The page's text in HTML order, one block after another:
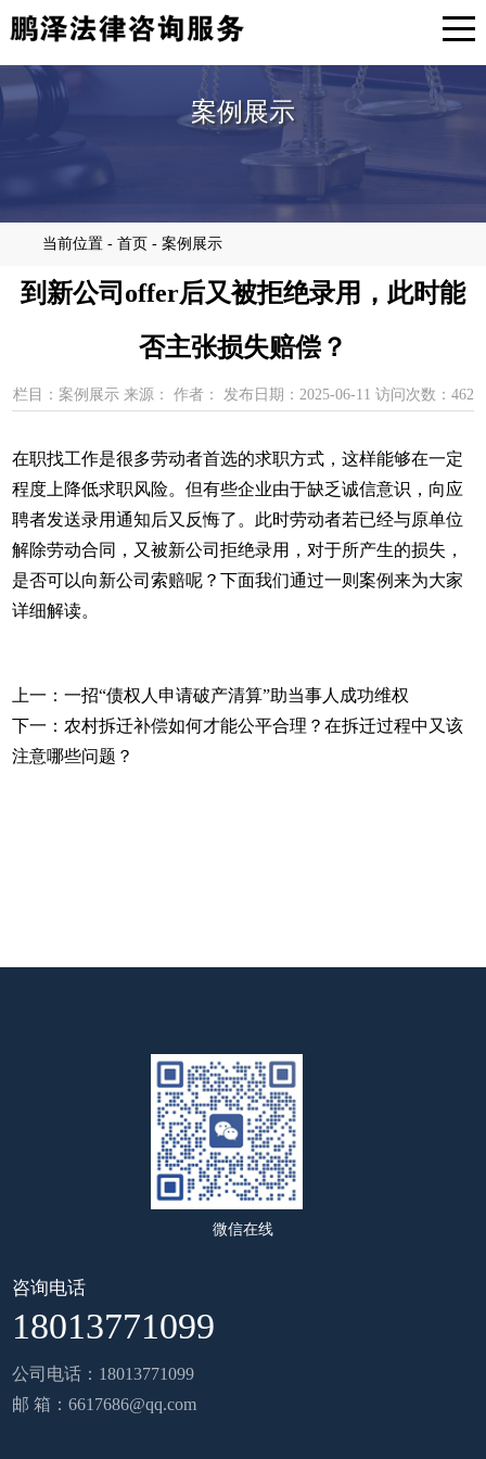
案例展示
当前位置 - 首页 - 案例展示
到新公司offer后又被拒绝录用，此时能
否主张损失赔偿？
栏目：案例展示 来源： 作者： 发布日期：2025-06-11 访问次数：462
在职找工作是很多劳动者首选的求职方式，这样能够在一定
程度上降低求职风险。但有些企业由于缺乏诚信意识，向应
聘者发送录用通知后又反悔了。此时劳动者若已经与原单位
解除劳动合同，又被新公司拒绝录用，对于所产生的损失，
是否可以向新公司索赔呢？下面我们通过一则案例来为大家
详细解读。
上一：一招“债权人申请破产清算”助当事人成功维权
下一：农村拆迁补偿如何才能公平合理？在拆迁过程中又该
注意哪些问题？
微信在线
咨询电话
18013771099
公司电话：18013771099
邮 箱：6617686@qq.com